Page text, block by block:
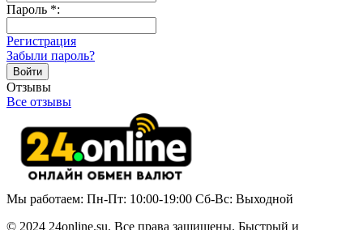
Пароль *:
Регистрация
Забыли пароль?
Отзывы
Все отзывы
Мы работаем: Пн-Пт: 10:00-19:00 Сб-Вс: Выходной
© 2024 24online.su. Все права защищены. Быстрый и